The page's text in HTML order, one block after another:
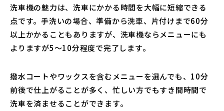
洗車機の魅力は、洗車にかかる時間を大幅に短縮できる
点です。手洗いの場合、準備から洗車、片付けまで60分
以上かかることもありますが、洗車機ならメニューにも
よりますが5〜10分程度で完了します。
撥水コートやワックスを含むメニューを選んでも、10分
前後で仕上がることが多く、忙しい方でもすき間時間で
洗車を済ませることができます。